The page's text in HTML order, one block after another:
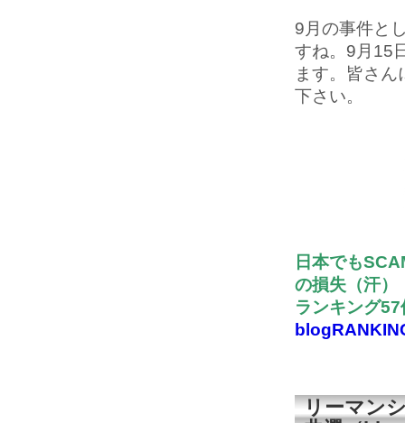
9月の事件と
すね。9月15
ます。皆さ
下さい。
日本でも
の損失（汗）
ランキング
リーマン